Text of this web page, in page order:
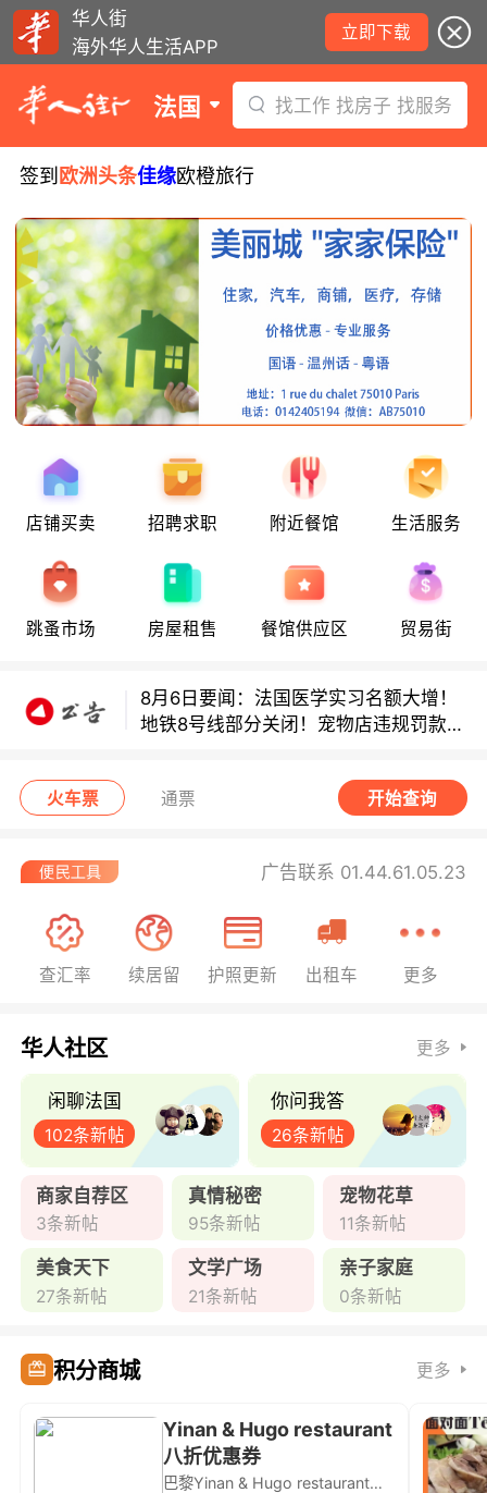
华人街
海外华人生活APP
立即下载
法国 找工作 找房子 找服务
签到 欧洲头条佳缘欧橙旅行
店铺买卖 招聘求职 附近餐馆 生活服务
跳蚤市场 房屋租售 餐馆供应区 贸易街
8月6日要闻：法国医学实习名额大增！
地铁8号线部分关闭！宠物店违规罚款出
炉！
巴黎地铁音乐家海选启动！
地铁8号线部分关闭！宠物店违规罚款出
炉！
火车票 通票 开始查询
广告联系 01.44.61.05.23
查汇率 续居留 护照更新 出租车 更多
华人社区 更多
闲聊法国
102条新帖
你问我答
26条新帖
商家自荐区
3条新帖
真情秘密
95条新帖
宠物花草
11条新帖
美食天下
27条新帖
文学广场
21条新帖
亲子家庭
0条新帖
积分商城 更多
Yinan & Hugo restaurant
八折优惠券
巴黎Yinan & Hugo restaurant除简餐类全场8折